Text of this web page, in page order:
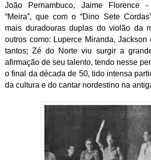
João Pernambuco, Jaime Florence
“Meira”, que com o “Dino Sete
mais duradouras duplas do violão da
outros como: Luperce Miranda, Jackson
tantos; Zé do Norte viu surgir a
afirmação de seu talento, tendo nesse
o final da década de 50, tido intensa
da cultura e do cantar nordestino na